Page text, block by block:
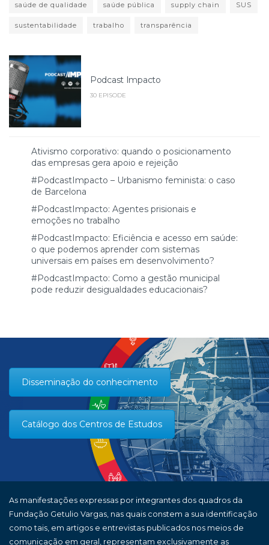
saúde de qualidade saúde pública supply chain SUS
sustentabilidade trabalho transparência
Podcast Impacto
30 EPISODE
Ativismo corporativo: quando o posicionamento
das empresas gera apoio e rejeição
#PodcastImpacto – Urbanismo feminista: o caso
de Barcelona
#PodcastImpacto: Agentes prisionais e
emoções no trabalho
#PodcastImpacto: Eficiência e acesso em saúde:
o que podemos aprender com sistemas
universais em países em desenvolvimento?
#PodcastImpacto: Como a gestão municipal
pode reduzir desigualdades educacionais?
Disseminação do conhecimento
Catálogo dos Centros de Estudos
As manifestações expressas por integrantes dos quadros da
Fundação Getulio Vargas, nas quais constem a sua identificação
como tais, em artigos e entrevistas publicados nos meios de
comunicação em geral, representam exclusivamente as